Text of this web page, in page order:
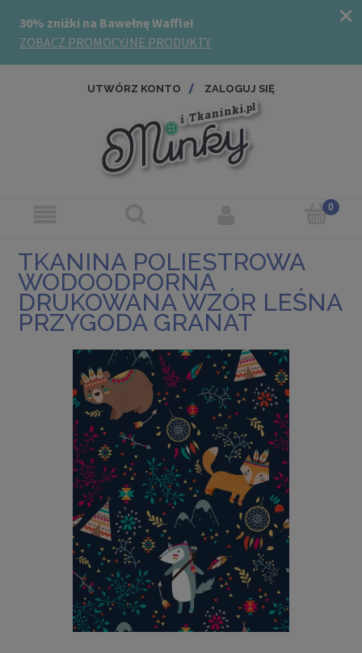
UTWÓRZ KONTO ZALOGUJ SIĘ
TKANINA POLIESTROWA
WODOODPORNA
DRUKOWANA WZÓR LEŚNA
PRZYGODA GRANAT